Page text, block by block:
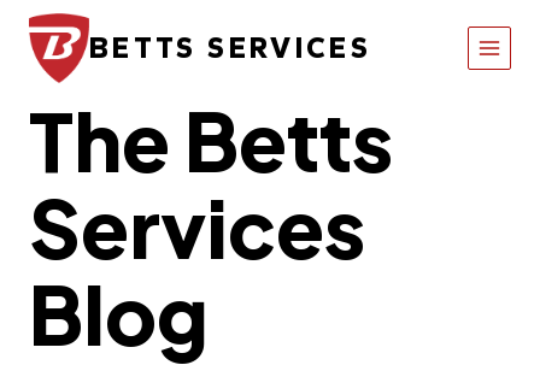
Skip
content
BETTS SERVICES
The Betts
Services
Blog